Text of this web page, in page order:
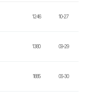
1246 10-27
1380 09-29
1885 06-30